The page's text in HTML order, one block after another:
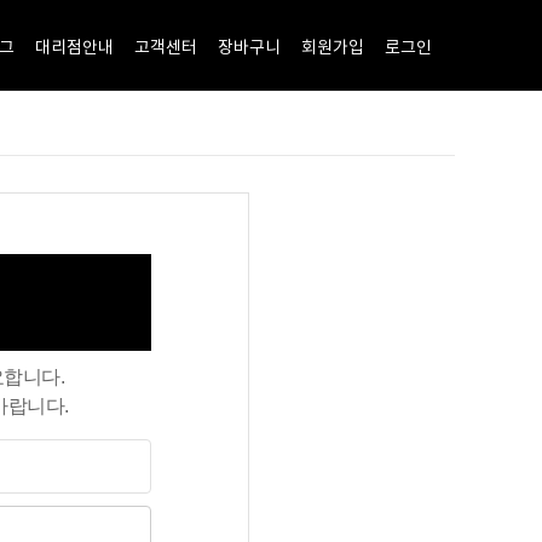
대리점안내 고객센터 장바구니 회원가입 로그인
니다.
랍니다.